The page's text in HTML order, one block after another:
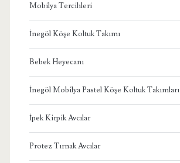
Mobilya Tercihleri
İnegöl Köşe Koltuk Takımı
Bebek Heyecanı
İnegöl Mobilya Pastel Köşe Koltuk Takımları
İpek Kirpik Avcılar
Protez Tırnak Avcılar